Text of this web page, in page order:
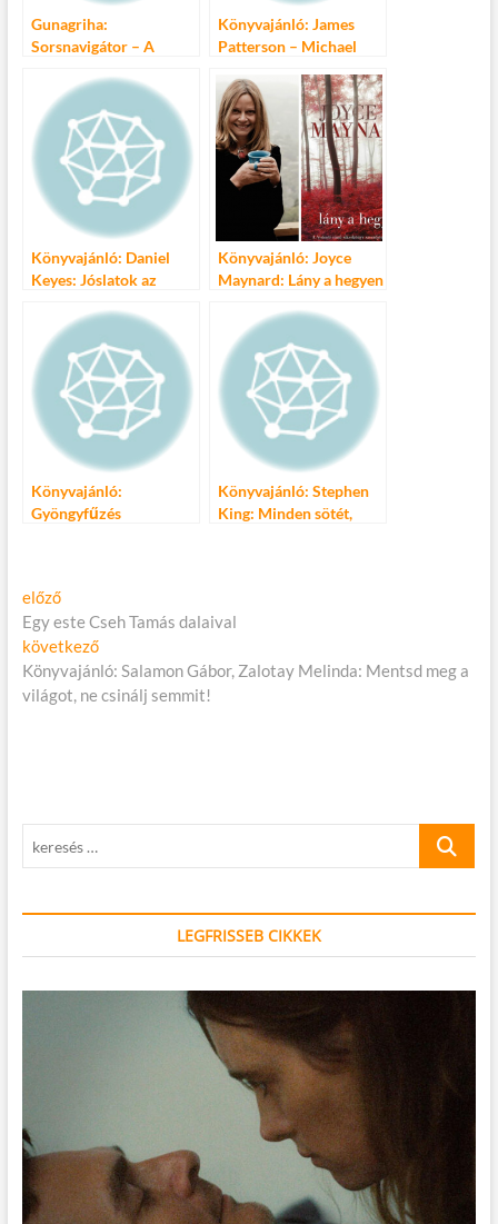
Gunagriha:
Sorsnavigátor – A
kézikönyve
Könyvajánló: James
Patterson – Michael
börtönében
Könyvajánló: Daniel
Keyes: Jóslatok az
Könyvajánló: Joyce
Maynard: Lány a hegyen
Könyvajánló:
Gyöngyfűzés
Könyvajánló: Stephen
King: Minden sötét,
Bejegyzés
navigáció
előzőElőző
cikk:
Egy este Cseh Tamás dalaival
következőKövetkező
cikk:
Könyvajánló: Salamon Gábor, Zalotay Melinda: Mentsd meg a
világot, ne csinálj semmit!
keresés
LEGFRISSEB CIKKEK